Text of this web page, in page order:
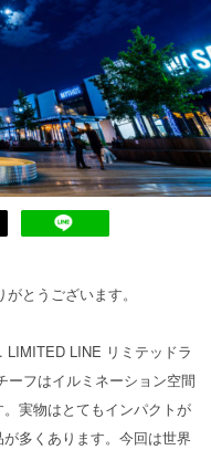
とうございます。
LIMITED LINE リミテッドラ
ーフはイルミネーション空間
実物はとてもインパクトが
多くあります。今回は世界